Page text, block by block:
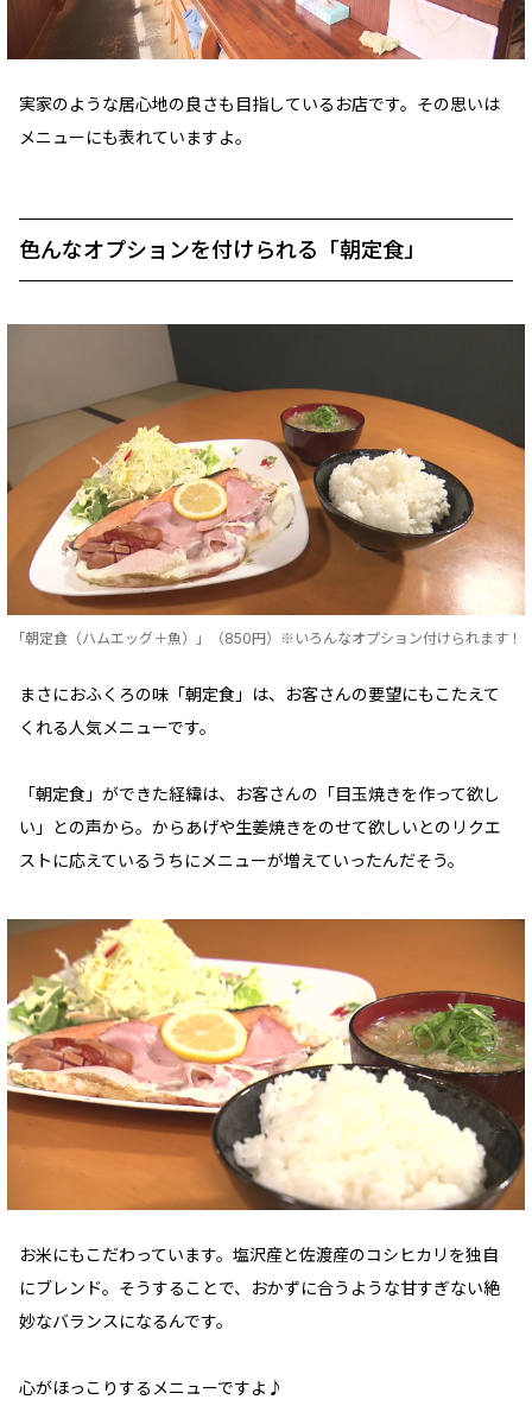
実家のような居心地の良さも目指しているお店です。その思いは
メニューにも表れていますよ。
色んなオプションを付けられる「朝定食」
「朝定食（ハムエッグ＋魚）」（850円）※いろんなオプション付けられます！
まさにおふくろの味「朝定食」は、お客さんの要望にもこたえて
くれる人気メニューです。
「朝定食」ができた経緯は、お客さんの「目玉焼きを作って欲し
い」との声から。からあげや生姜焼きをのせて欲しいとのリクエ
ストに応えているうちにメニューが増えていったんだそう。
お米にもこだわっています。塩沢産と佐渡産のコシヒカリを独自
にブレンド。そうすることで、おかずに合うような甘すぎない絶
妙なバランスになるんです。
心がほっこりするメニューですよ♪